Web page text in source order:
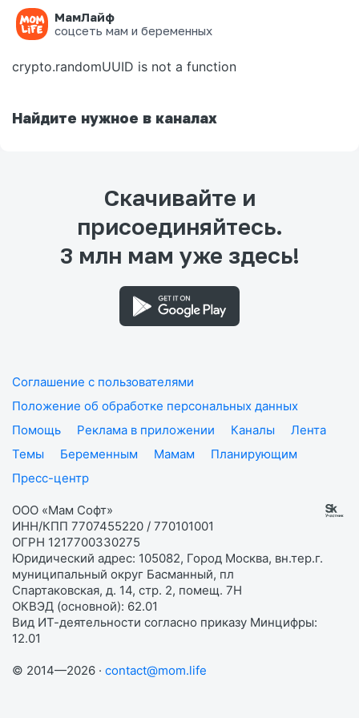
МамЛайф
соцсеть мам и беременных
Ошибка на странице
crypto.randomUUID is not a function
Найдите нужное в каналах
Скачивайте и
присоединяйтесь.
3 млн мам уже здесь!
Соглашение с пользователями
Положение об обработке персональных данных
Помощь
Реклама в приложении Каналы
Лента
Темы
Беременным Мамам
Планирующим
Пресс-центр
ООО «Мам Софт»
ИНН/КПП 7707455220 / 770101001
ОГРН 1217700330275
Юридический адрес: 105082, Город Москва, вн.тер.г.
муниципальный округ Басманный, пл
Спартаковская, д. 14, стр. 2, помещ. 7Н
ОКВЭД (основной): 62.01
Вид ИТ-деятельности согласно приказу Минцифры:
12.01
© 2014—2026 · contact@mom.life